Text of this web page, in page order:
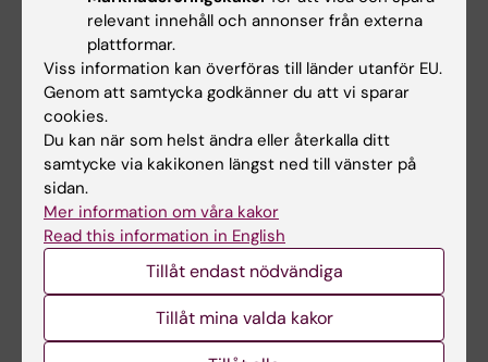
DOCTORAL THESIS:2010
Novel immunotherapeutical strategies in
allogeneic hematopoietic stem cell
transplantation
Okas M
MEETING ABSTRACT: TRANSPLANTATION AND
CELLULAR THERAPY.
2009;15(2):130-131
CLINICAL EXPANSION OF CORD BLOOD
DERIVED T CELLS FOR USE AS DONOR
LYMPHOCYTE INFUSION AFTER CORD BLOOD
TRANSPLANTATION
Okas M; Gertow J; Uzunel M; Karlsson H;
relevant innehåll och annonser från externa
plattformar.
Viss information kan överföras till länder utanför EU.
Genom att samtycka godkänner du att vi sparar
cookies.
Du kan när som helst ändra eller återkalla ditt
samtycke via kakikonen längst ned till vänster på
sidan.
Mer information om våra kakor
Read this information in English
Tillåt endast nödvändiga
Tillåt mina valda kakor